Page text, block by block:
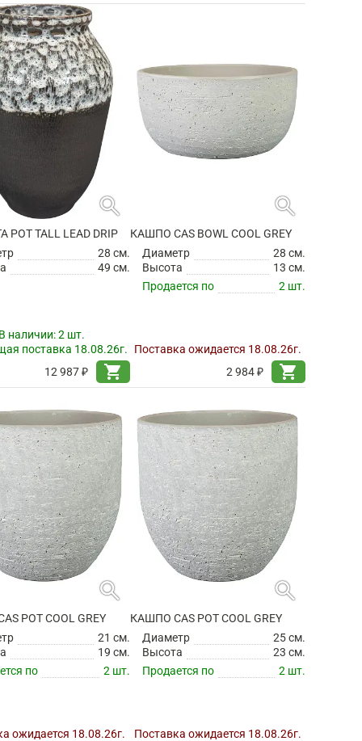
search
POT TALL LEAD DRIP
28 см.
49 см.
наличии:2 шт.
поставка 18.08.26г.
12 987 ₽
shopping_cart
search
КАШПО CAS BOWL COOL GREY
Диаметр
28 см.
Высота
13 см.
Продается по
2 шт.
Поставка ожидается 18.08.26г.
2 984 ₽
shopping_cart
search
POT COOL GREY
21 см.
19 см.
по
2 шт.
ожидается 18.08.26г.
search
КАШПО CAS POT COOL GREY
Диаметр
25 см.
Высота
23 см.
Продается по
2 шт.
Поставка ожидается 18.08.26г.